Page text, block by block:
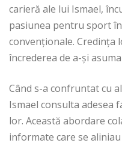
carieră ale lui Ismael,
pasiunea pentru sport
convenționale. Credința
încrederea de a-și
Când s-a confruntat cu
Ismael consulta adesea
lor. Această abordare
informate care se